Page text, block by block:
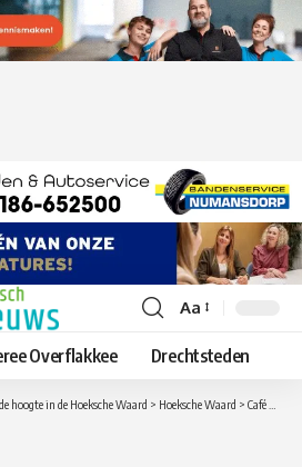
Lettergrootte
aanpassen
Aa
Overflakkee Drechtsteden
hoogte in de Hoeksche Waard > Hoeksche Waard > Café Gezien Hoeksche Waard op 31 januari in Mijnsheerenland